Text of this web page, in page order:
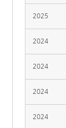
2025
2024
2024
2024
2024